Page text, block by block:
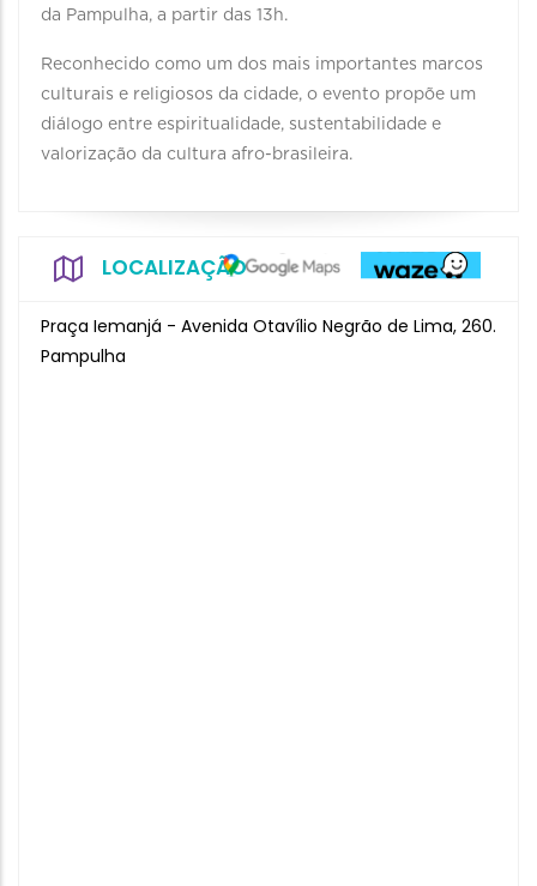
da Pampulha, a partir das 13h.
Reconhecido como um dos mais importantes marcos
culturais e religiosos da cidade, o evento propõe um
diálogo entre espiritualidade, sustentabilidade e
valorização da cultura afro-brasileira.
LOCALIZAÇÃO
Praça Iemanjá - Avenida Otavílio Negrão de Lima, 260.
Pampulha